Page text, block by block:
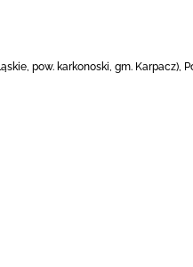
pow. karkonoski, gm. Karpacz),